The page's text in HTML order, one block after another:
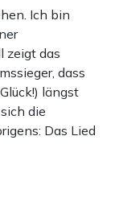
Ich bin
zeigt das
dass
längst
die
Das Lied